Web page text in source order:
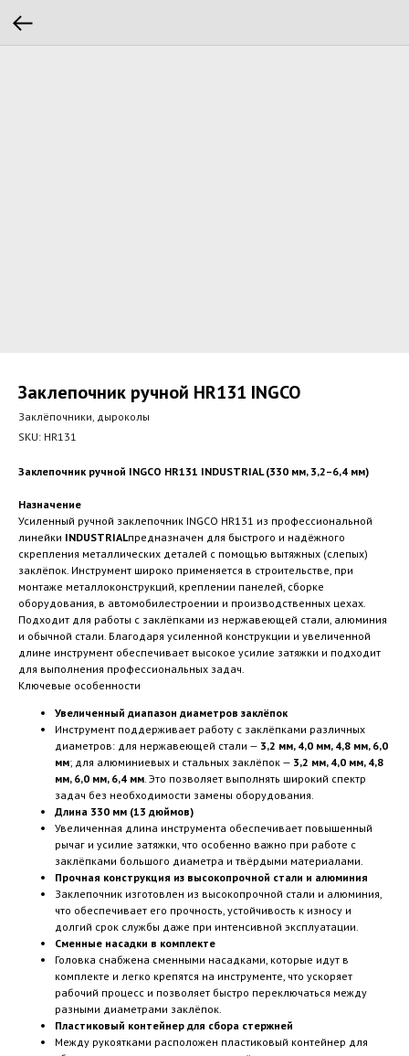
Зaклeпoчник ручной HR131 INGCO
Заклёпочники, дыроколы
SKU: HR131
Заклепочник ручной INGCO HR131 INDUSTRIAL (330 мм, 3,2–6,4 мм)
Назначение
Усиленный ручной заклепочник INGCO HR131 из профессиональной
линейки INDUSTRIALпредназначен для быстрого и надёжного
скрепления металлических деталей с помощью вытяжных (слепых)
заклёпок. Инструмент широко применяется в строительстве, при
монтаже металлоконструкций, креплении панелей, сборке
оборудования, в автомобилестроении и производственных цехах.
Подходит для работы с заклёпками из нержавеющей стали, алюминия
и обычной стали. Благодаря усиленной конструкции и увеличенной
длине инструмент обеспечивает высокое усилие затяжки и подходит
для выполнения профессиональных задач.
Ключевые особенности
Увеличенный диапазон диаметров заклёпок
Инструмент поддерживает работу с заклёпками различных
диаметров: для нержавеющей стали — 3,2 мм, 4,0 мм, 4,8 мм, 6,0
мм; для алюминиевых и стальных заклёпок — 3,2 мм, 4,0 мм, 4,8
мм, 6,0 мм, 6,4 мм. Это позволяет выполнять широкий спектр
задач без необходимости замены оборудования.
Длина 330 мм (13 дюймов)
Увеличенная длина инструмента обеспечивает повышенный
рычаг и усилие затяжки, что особенно важно при работе с
заклёпками большого диаметра и твёрдыми материалами.
Прочная конструкция из высокопрочной стали и алюминия
Заклепочник изготовлен из высокопрочной стали и алюминия,
что обеспечивает его прочность, устойчивость к износу и
долгий срок службы даже при интенсивной эксплуатации.
Сменные насадки в комплекте
Головка снабжена сменными насадками, которые идут в
комплекте и легко крепятся на инструменте, что ускоряет
рабочий процесс и позволяет быстро переключаться между
разными диаметрами заклёпок.
Пластиковый контейнер для сбора стержней
Между рукоятками расположен пластиковый контейнер для